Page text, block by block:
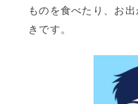
ものを食べたり、お
きです。